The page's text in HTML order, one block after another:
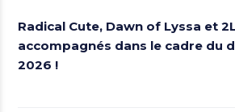
Radical Cute, Dawn of Lyssa et
accompagnés dans le cadre du
2026 !